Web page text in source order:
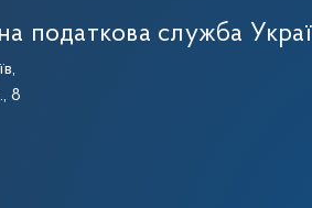
податкова служба
8